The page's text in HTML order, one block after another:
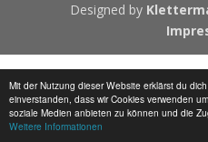
Mit der Nutzung dieser Website erklärst du
einverstanden, dass wir Cookies verwenden
soziale Medien anbieten zu können und die
Weitere Informationen
Designed by